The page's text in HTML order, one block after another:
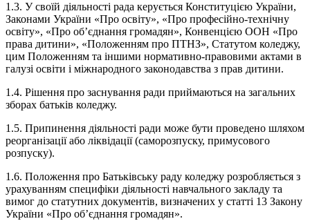
1.3.​ У своїй діяльності рада керується Конституцією України,
Законами України «Про освіту», «Про професійно-технічну
освіту», «Про об’єднання громадян», Конвенцією ООН «Про
права дитини», «Положенням про ПТНЗ», Статутом коледжу,
цим Положенням та іншими нормативно-правовими актами в
галузі освіти і міжнародного законодавства з прав дитини.
1.4.​ Рішення про заснування ради приймаються на загальних
зборах батьків коледжу.
1.5.​ Припинення діяльності ради може бути проведено шляхом
реорганізації або ліквідації (саморозпуску, примусового
розпуску).
1.6.​ Положення про Батьківську раду коледжу розробляється з
урахуванням специфіки діяльності навчального закладу та
вимог до статутних документів, визначених у статті 13 Закону
України «Про об’єднання громадян».